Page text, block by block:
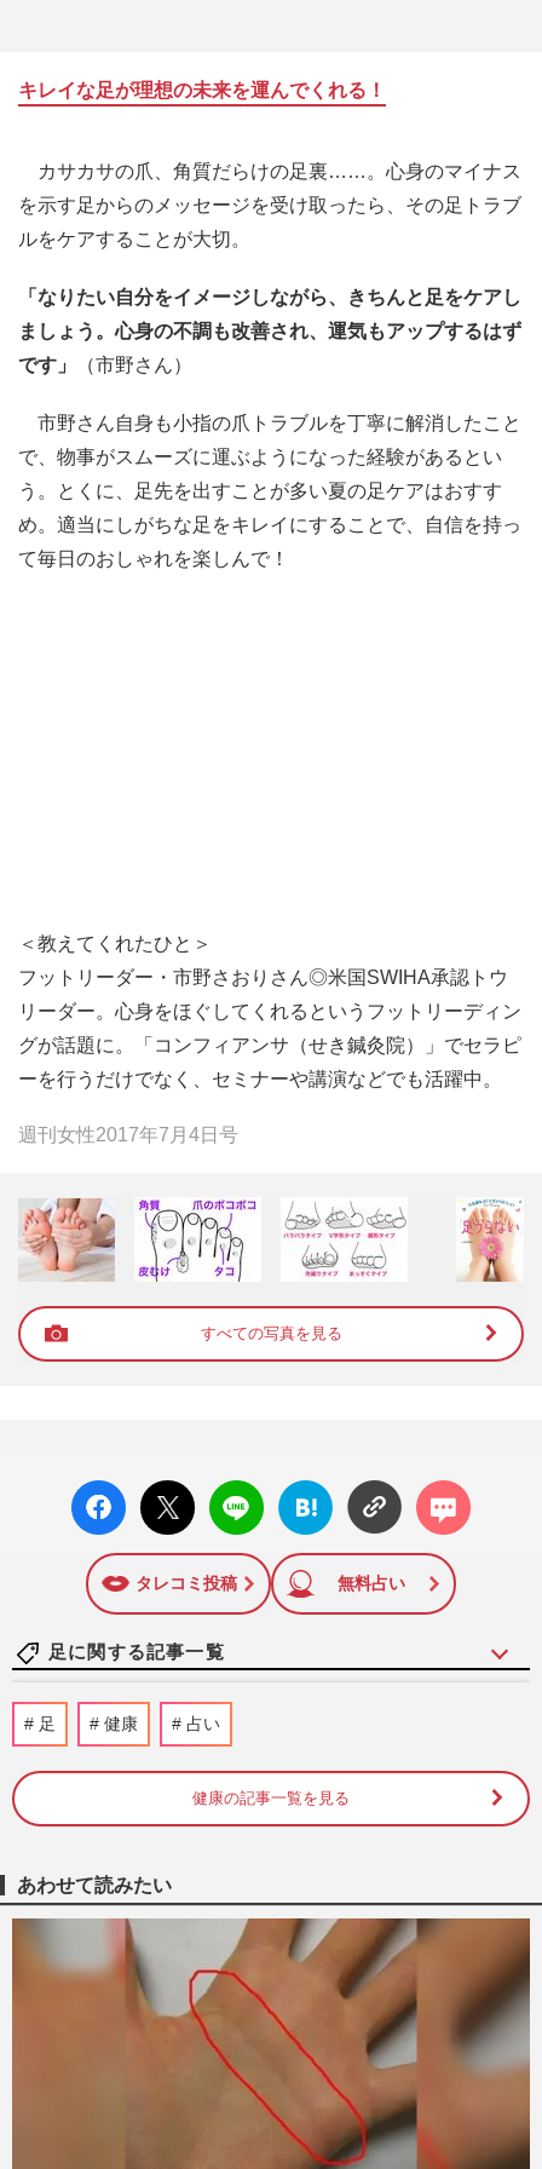
キレイな足が理想の未来を運んでくれる！
カサカサの爪、角質だらけの足裏……。心身のマイナス
を示す足からのメッセージを受け取ったら、その足トラブ
ルをケアすることが大切。
「なりたい自分をイメージしながら、きちんと足をケアし
ましょう。心身の不調も改善され、運気もアップするはず
です」
（市野さん）
市野さん自身も小指の爪トラブルを丁寧に解消したこと
で、物事がスムーズに運ぶようになった経験があるとい
う。とくに、足先を出すことが多い夏の足ケアはおすす
め。適当にしがちな足をキレイにすることで、自信を持っ
て毎日のおしゃれを楽しんで！
＜教えてくれたひと＞
フットリーダー・市野さおりさん◎米国SWIHA承認トウ
リーダー。心身をほぐしてくれるというフットリーディン
グが話題に。「コンフィアンサ（せき鍼灸院）」でセラピ
ーを行うだけでなく、セミナーや講演などでも活躍中。
週刊女性2017年7月4日号
すべての写真を見る
facebo
ok い
X ポス
ト
LINE
はてな
ブック
に追加
コメン
ト
タレコミ投稿 無料占い
足に関する記事一覧
「パンプスは歩くための靴ではない」合わ
ない靴を放置で変形・転倒の危険も…今す
週刊女性2026年2月17日号 2026/3/1
眼・緑内障を防ぐ！プロが教える“反射
区”の仕組み「ツボが点なの…
週刊女性2023年4月25日号
「湿った足はネガティブ思考」色や形にシ
ワ、見るだけで不調がわかる足裏診断
週刊女性2021年9月21日号
ゼロ円で納豆みたいな“足クサ”を改善！
スペジャリストが教える正しいケア術
足 健康 占い
健康の記事一覧を見る
あわせて読みたい